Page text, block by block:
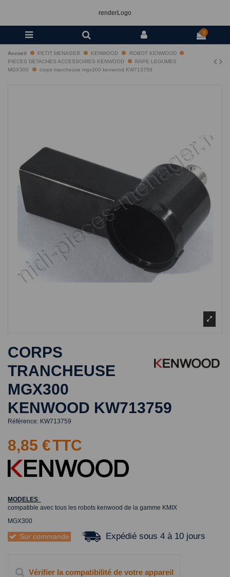
renderLogo
0
Accueil PETIT MENAGER KENWOOD
ROBOT KENWOOD
PIECES DETACHES ACCESSOIRES KENWOOD
RAPE LEGUMES
MGX300
corps trancheuse mgx300 kenwood KW713759
CORPS
TRANCHEUSE
MGX300
KENWOOD KW713759
Référence: KW713759
8,85 €TTC
MODELES:
compatible avec tous les robots kenwood de la gamme KMIX
MGX300
Sur commande Expédié sous 4 à 10 jours
Vérifier la compatibilité de votre appareil